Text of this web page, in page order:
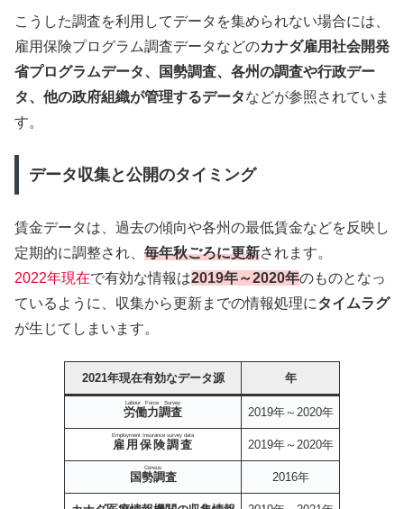
こうした調査を利用してデータを集められない場合には、
雇用保険プログラム調査データなどのカナダ雇用社会開発
省プログラムデータ、国勢調査、各州の調査や行政デー
タ、他の政府組織が管理するデータなどが参照されていま
す。
データ収集と公開のタイミング
賃金データは、過去の傾向や各州の最低賃金などを反映し
定期的に調整され、 毎年秋ごろに更新されます。
2022年現在で有効な情報は2019年～2020年のものとなっ
ているように、収集から更新までの情報処理にタイムラグ
が生じてしまいます。
2021年現在有効なデータ源 年
労働力調査
Labour Force Survey
2019年～2020年
雇用保険調査
Employment Insurance survey data
2019年～2020年
国勢調査
Census
2016年